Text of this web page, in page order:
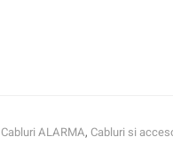
Cabluri ALARMA, Cabluri si